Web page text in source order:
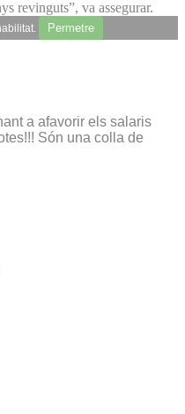
revinguts”, va assegurar.
Permetre
a afavorir els salaris
Són una colla de